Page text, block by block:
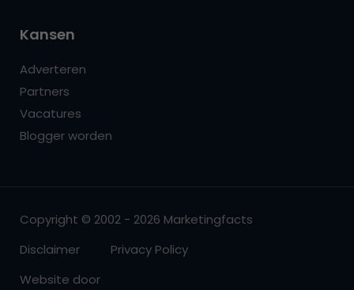
Kansen
Adverteren
Partners
Vacatures
Blogger worden
Copyright © 2002 - 2026 Marketingfacts
Disclaimer
Privacy Policy
Website door